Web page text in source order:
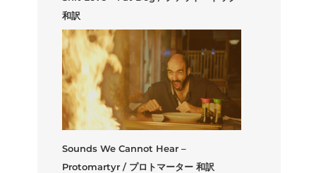
和訳
Sounds We Cannot Hear –
Protomartyr / プロトマーター 和訳